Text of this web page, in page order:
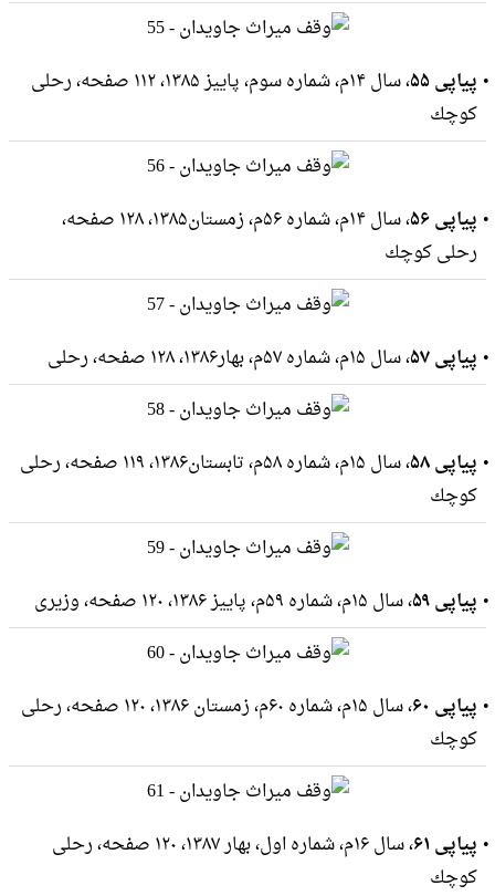
پیاپی ۵۵
، سال ۱۴م، شماره سوم، پاییز ۱۳۸۵، ۱۱۲ صفحه، رحلى
كوچك
پیاپی ۵۶
، سال ۱۴م، شماره ۵۶م، زمستان۱۳۸۵، ۱۲۸ صفحه،
رحلى كوچك
پیاپی ۵۷ ، سال ۱۵م، شماره ۵۷م، بهار۱۳۸۶، ۱۲۸ صفحه، رحلى
پیاپی ۵۸
، سال ۱۵م، شماره ۵۸م، تابستان۱۳۸۶، ۱۱۹ صفحه، رحلى
كوچك
پیاپی ۵۹ ، سال ۱۵م، شماره ۵۹م، پاییز ۱۳۸۶، ۱۲۰ صفحه، وزيرى
پیاپی ۶۰
، سال ۱۵م، شماره ۶۰م، زمستان ۱۳۸۶، ۱۲۰ صفحه، رحلى
كوچك
پیاپی ۶۱
، سال ۱۶م، شماره اول، بهار ۱۳۸۷، ۱۲۰ صفحه، رحلى
كوچك